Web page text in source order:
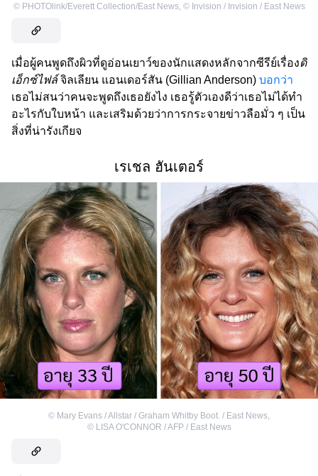
© PHOTOlink/Everett Collection/East News, © Invision / Invision / East News
เมื่อผู้คนพูดถึงผิวที่ดูอ่อนเยาว์ของนักแสดงหลักจากซีรีย์เรื่องดิ
เอ็กซ์ไฟล์จิลเลียน แอนเดอร์สัน (Gillian Anderson) บอกว่า
เธอไม่สนว่าคนจะพูดถึงเธอยังไง เธอรู้ตัวเองดีว่าเธอไม่ได้ทำ
อะไรกับใบหน้า และเสริมด้วยว่าการกระจายข่าวลือมั่ว ๆ เป็น
สิ่งที่น่ารังเกียจ
เรเชล ฮันเตอร์
© Mary Evans / Allstar / Graham Whitby Boot. / East News,
© LISA O'CONNOR / AFP / East News